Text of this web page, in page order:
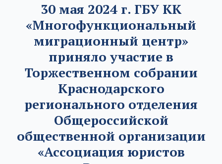
30 мая 2024 г. ГБУ КК
«Многофункциональный
миграционный центр»
приняло участие в
Торжественном собрании
Краснодарского
регионального отделения
Общероссийской
общественной организации
«Ассоциация юристов